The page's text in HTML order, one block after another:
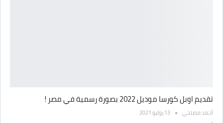
تقديم اوبل كورسا موديل 2022 بصورة رسمية في مصر !
أحمد مصلحي 13 يوليو 2021